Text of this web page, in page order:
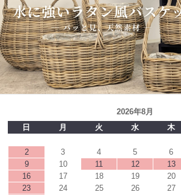
2026年8月
日
月 火 水 木
2
3 4 5 6
9
10 11 12 13
16
17 18 19 20
23
24 25 26 27